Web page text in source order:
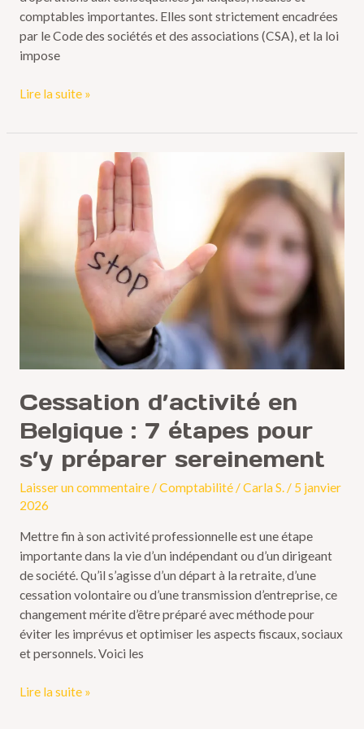
comptables importantes. Elles sont strictement encadrées
par le Code des sociétés et des associations (CSA), et la loi
impose
Lire la suite »
Cessation d’activité en
Belgique : 7 étapes pour
s’y préparer sereinement
Laisser un commentaire /Comptabilité/Carla S. / 5 janvier
2026
Mettre fin à son activité professionnelle est une étape
importante dans la vie d’un indépendant ou d’un dirigeant
de société. Qu’il s’agisse d’un départ à la retraite, d’une
cessation volontaire ou d’une transmission d’entreprise, ce
changement mérite d’être préparé avec méthode pour
éviter les imprévus et optimiser les aspects fiscaux, sociaux
et personnels. Voici les
Belgique
:
étapes
Lire la suite »